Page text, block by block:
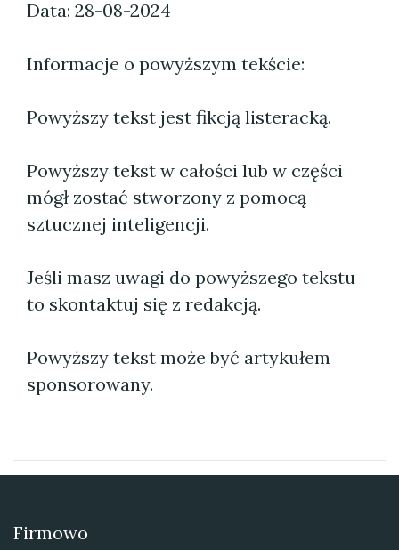
Data: 28-08-2024
Informacje o powyższym tekście:
Powyższy tekst jest fikcją listeracką.
Powyższy tekst w całości lub w części
mógł zostać stworzony z pomocą
sztucznej inteligencji.
Jeśli masz uwagi do powyższego tekstu
to skontaktuj się z redakcją.
Powyższy tekst może być artykułem
sponsorowany.
Firmowo